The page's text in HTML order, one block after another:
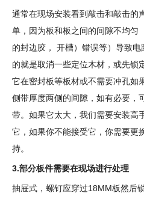
通常在现场安装看到敲击和敲击的
单，因为板和板之间的间隙不均匀
的封边胶， 开槽）错误等）导致
的就是取消一些定位木材，或先锁
它在密封板等板材或不需要冲孔如
侧带厚度两侧的间隙，如有必要，
带。如果它太大，我们需要安装高
它，如果你不能接受它，你需要更
持。
3.部分板件需要在现场进行处理
抽屉式，螺钉应穿过18MM板然后